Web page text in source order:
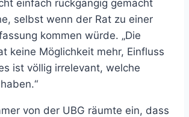
einfach rückgängig gemacht
selbst wenn der Rat zu einer
kommen würde. „Die
keine Möglichkeit mehr, Einfluss
ist völlig irrelevant, welche
von der UBG räumte ein, dass